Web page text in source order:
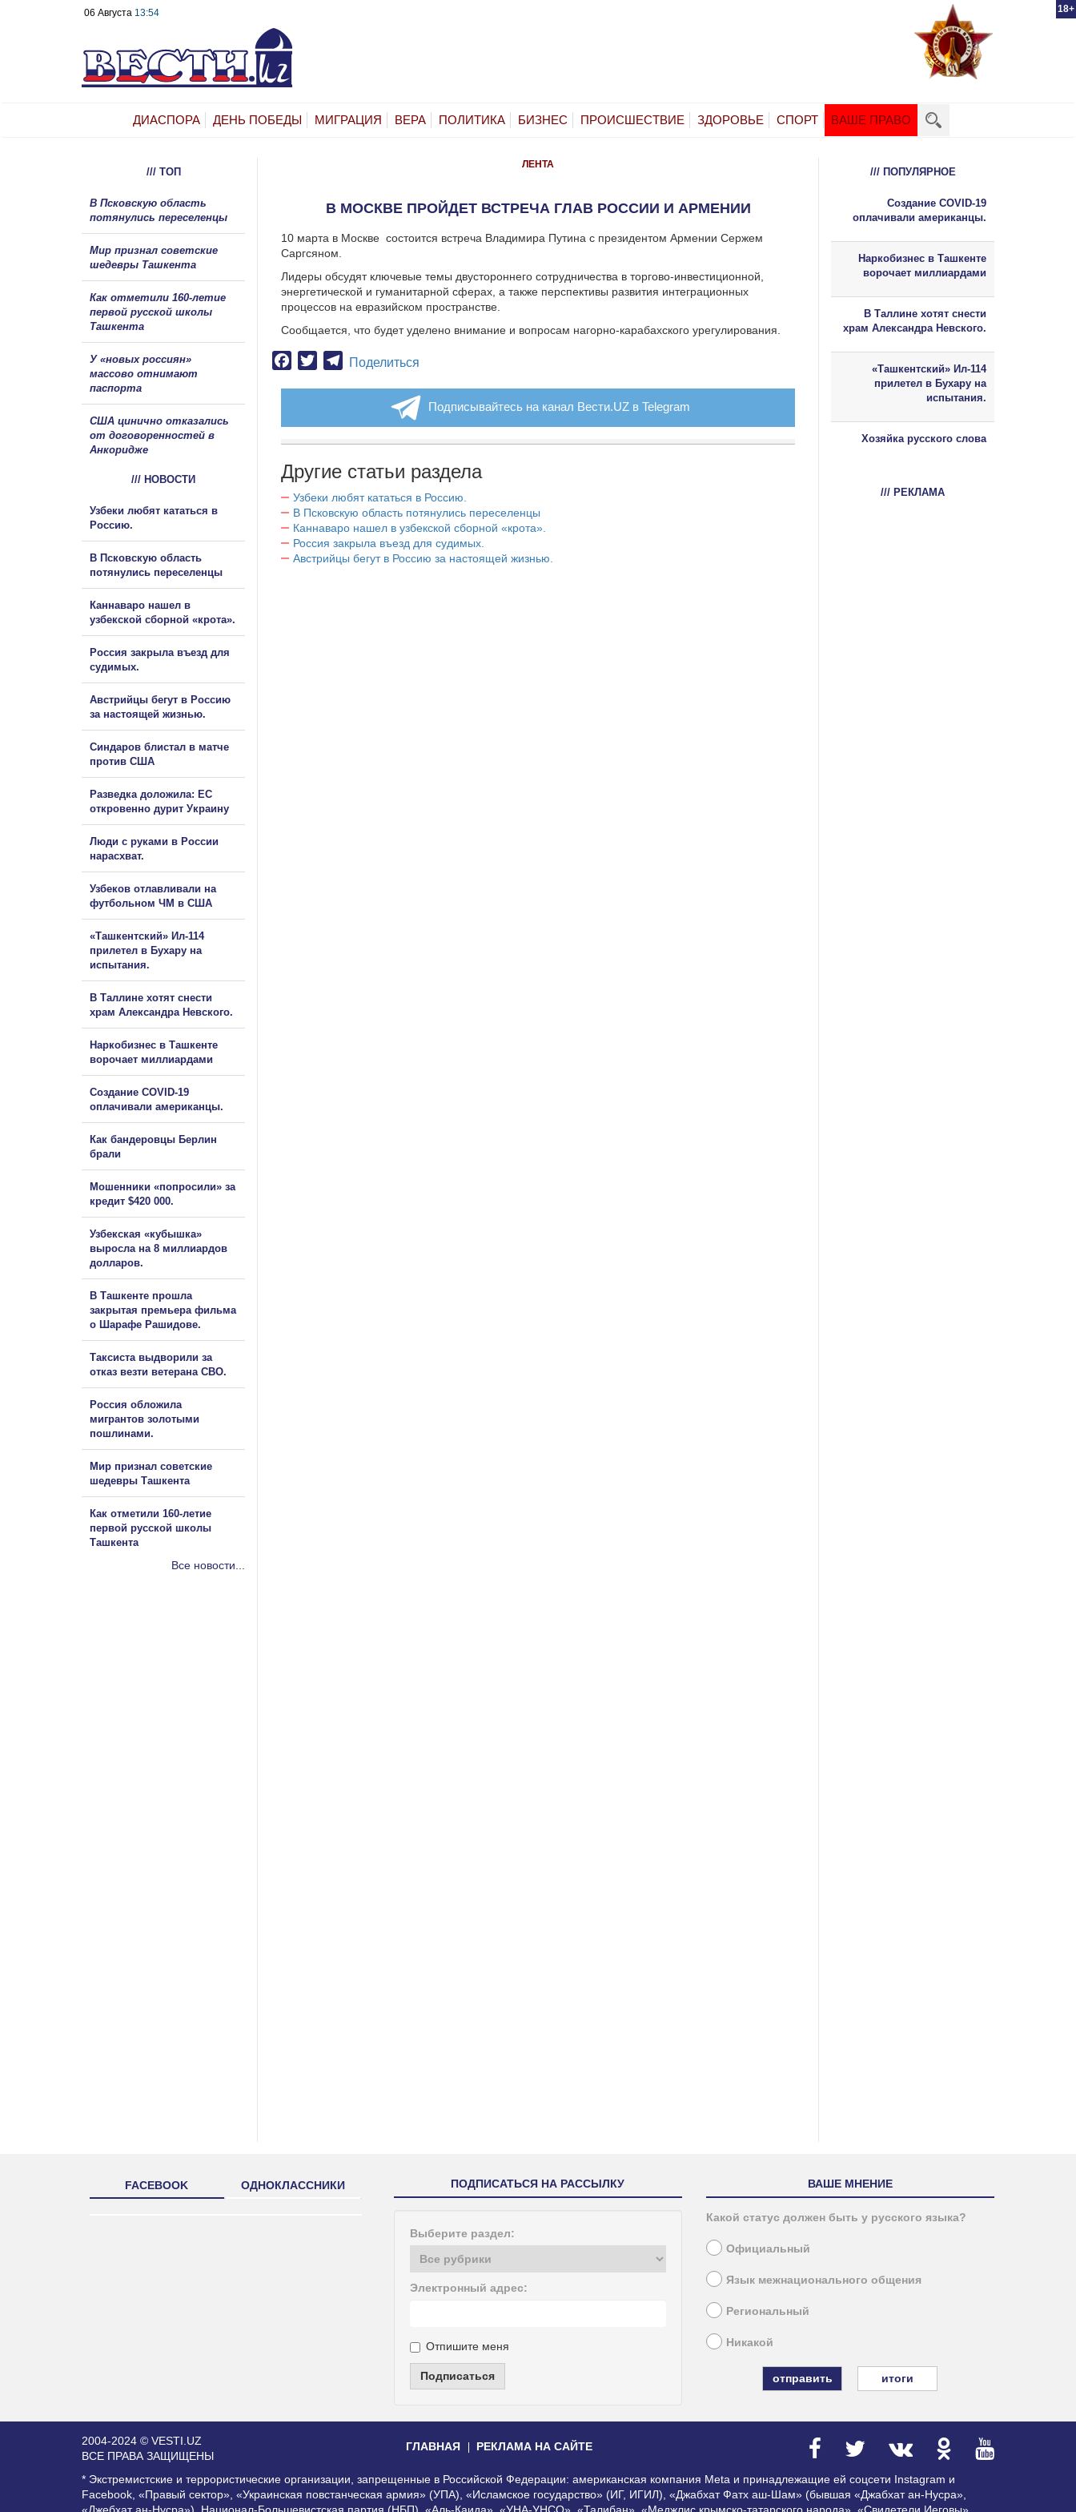
18+
06 Августа 13:54
ДИАСПОРА ДЕНЬ ПОБЕДЫ МИГРАЦИЯ ВЕРА ПОЛИТИКА БИЗНЕС ПРОИСШЕСТВИЕ ЗДОРОВЬЕ СПОРТ ВАШЕ ПРАВО
ЛЕНТА
В МОСКВЕ ПРОЙДЕТ ВСТРЕЧА ГЛАВ РОССИИ И АРМЕНИИ
10 марта в Москве состоится встреча Владимира Путина с президентом Армении Сержем
Саргсяном.
Лидеры обсудят ключевые темы двустороннего сотрудничества в торгово-инвестиционной,
энергетической и гуманитарной сферах, а также перспективы развития интеграционных
процессов на евразийском пространстве.
Сообщается, что будет уделено внимание и вопросам нагорно-карабахского урегулирования.
Facebook
TwitterTelegram
Поделиться
Подписывайтесь на канал Вести.UZ в Telegram
Другие статьи раздела
Узбеки любят кататься в Россию.
В Псковскую область потянулись переселенцы
Каннаваро нашел в узбекской сборной «крота».
Россия закрыла въезд для судимых.
Австрийцы бегут в Россию за настоящей жизнью.
/// ТОП
В Псковскую область
потянулись переселенцы
Мир признал советские
шедевры Ташкента
Как отметили 160-летие
первой русской школы
Ташкента
У «новых россиян»
массово отнимают
паспорта
США цинично отказались
от договоренностей в
Анкоридже
/// НОВОСТИ
Узбеки любят кататься в
Россию.
В Псковскую область
потянулись переселенцы
Каннаваро нашел в
узбекской сборной «крота».
Россия закрыла въезд для
судимых.
Австрийцы бегут в Россию
за настоящей жизнью.
Синдаров блистал в матче
против США
Разведка доложила: ЕС
откровенно дурит Украину
Люди с руками в России
нарасхват.
Узбеков отлавливали на
футбольном ЧМ в США
«Ташкентский» Ил-114
прилетел в Бухару на
испытания.
В Таллине хотят снести
храм Александра Невского.
Наркобизнес в Ташкенте
ворочает миллиардами
Создание COVID-19
оплачивали американцы.
Как бандеровцы Берлин
брали
Мошенники «попросили» за
кредит $420 000.
Узбекская «кубышка»
выросла на 8 миллиардов
долларов.
В Ташкенте прошла
закрытая премьера фильма
о Шарафе Рашидове.
Таксиста выдворили за
отказ везти ветерана СВО.
Россия обложила
мигрантов золотыми
пошлинами.
Мир признал советские
шедевры Ташкента
Как отметили 160-летие
первой русской школы
Ташкента
Все новости...
/// ПОПУЛЯРНОЕ
Создание COVID-19
оплачивали американцы.
Наркобизнес в Ташкенте
ворочает миллиардами
В Таллине хотят снести
храм Александра Невского.
«Ташкентский» Ил-114
прилетел в Бухару на
испытания.
Хозяйка русского слова
/// РЕКЛАМА
FACEBOOK ОДНОКЛАССНИКИ ПОДПИСАТЬСЯ НА РАССЫЛКУ
Выберите раздел:
Электронный адрес:
Отпишите меня
Подписаться
ВАШЕ МНЕНИЕ
Какой статус должен быть у русского языка?
Официальный
Язык межнационального общения
Региональный
Никакой
итоги
2004-2024 © VESTI.UZ
ВСЕ ПРАВА ЗАЩИЩЕНЫ
ГЛАВНАЯ РЕКЛАМА НА САЙТЕ
* Экстремистские и террористические организации, запрещенные в Российской Федерации: американская компания Meta и принадлежащие ей соцсети Instagram и
Facebook, «Правый сектор», «Украинская повстанческая армия» (УПА), «Исламское государство» (ИГ, ИГИЛ), «Джабхат Фатх аш-Шам» (бывшая «Джабхат ан-Нусра»,
«Джебхат ан-Нусра»), Национал-Большевистская партия (НБП), «Аль-Каида», «УНА-УНСО», «Талибан», «Меджлис крымско-татарского народа», «Свидетели Иеговы»,